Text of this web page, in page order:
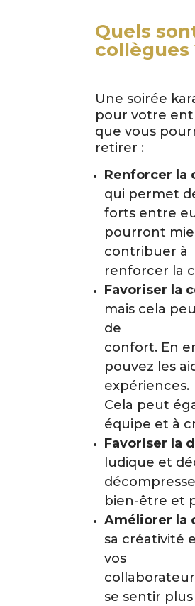
Quels
collègues
Une soirée
pour votre
que vous
retirer :
Renforcer la
qui permet
forts entre
pourront
contribuer à
renforcer la
Favoriser la
mais cela
de
confort. En
pouvez les
expériences.
Cela peut
équipe et à
Favoriser la
ludique et
bien-être et
Améliorer la
sa créativité
vos
se sentir